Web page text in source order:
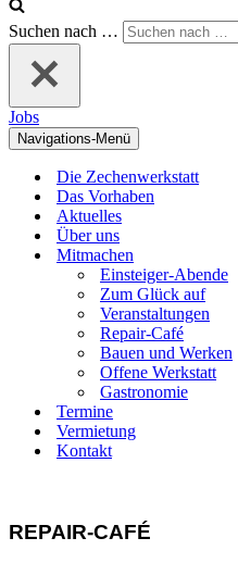
Suchen nach …
Jobs
Navigations-Menü
Die Zechenwerkstatt
Das Vorhaben
Aktuelles
Über uns
Mitmachen
Einsteiger-Abende
Zum Glück auf
Veranstaltungen
Repair-Café
Bauen und Werken
Offene Werkstatt
Gastronomie
Termine
Vermietung
Kontakt
REPAIR-CAFÉ